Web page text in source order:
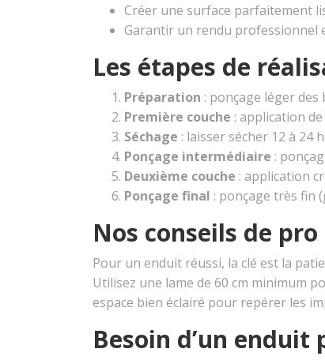
Créer une surface parfaitement
Garantir un rendu professionnel
Les étapes de
Préparation : ponçage léger
Première couche : application
Séchage : laisser sécher 12 à 24
Ponçage intermédiaire :
Deuxième couche : application
Ponçage final : ponçage très fin
Nos conseils de pro
Pour un enduit réussi, la clé est la
Utilisez une lame de 60 cm minimum
espace bien éclairé pour repérer les
Besoin d’un enduit